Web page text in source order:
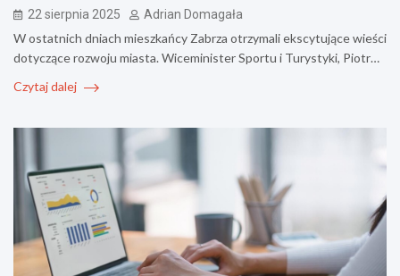
22 sierpnia 2025 Adrian Domagała
W ostatnich dniach mieszkańcy Zabrza otrzymali ekscytujące wieści
dotyczące rozwoju miasta. Wiceminister Sportu i Turystyki, Piotr…
Czytaj dalej